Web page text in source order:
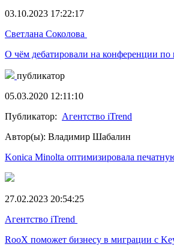
03.10.2023 17:22:17
Светлана Соколова
О чём дебатировали на конференции
публикатор
05.03.2020 12:11:10
Публикатор: Агентство iTrend
Автор(ы): Владимир Шабалин
Konica Minolta оптимизировала
27.02.2023 20:54:25
Агентство iTrend
RooX поможет бизнесу в миграции с